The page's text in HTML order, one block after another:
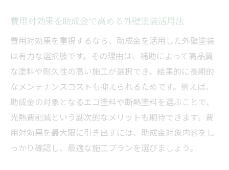
費用対効果を助成金で高める外壁塗装活用法
費用対効果を重視するなら、助成金を活用した外壁塗装
は有力な選択肢です。その理由は、補助によって高品質
な塗料や耐久性の高い施工が選択でき、結果的に長期的
なメンテナンスコストも抑えられるためです。例えば、
助成金の対象となるエコ塗料や断熱塗料を選ぶことで、
光熱費削減という副次的なメリットも期待できます。費
用対効果を最大限に引き出すには、助成金対象内容をし
っかり確認し、最適な施工プランを選びましょう。